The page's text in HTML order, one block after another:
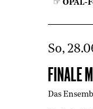
OPAL-
So,
FINALE
Das